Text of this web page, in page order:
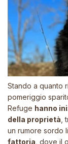
Stando a quanto
pomeriggio
Refuge hanno
della proprietà ,
un rumore sordo
fattoria , dove il